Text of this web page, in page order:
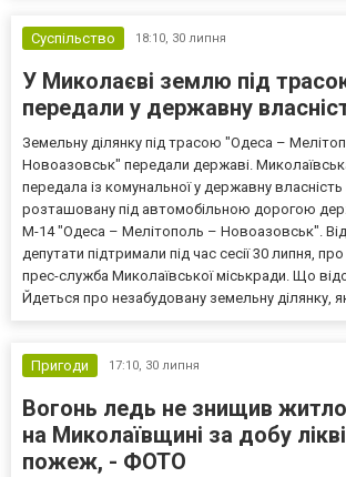
Суспільство 18:10, 30 липня
У Миколаєві землю під
передали у державну
Земельну ділянку під трасою "Одеса –
Новоазовськ" передали державі.
передала із комунальної у державну власність
розташовану під автомобільною дорогою
М-14 "Одеса – Мелітополь – Новоазовськ".
депутати підтримали під час сесії 30 липня,
прес-служба Миколаївської міськради. Що
Йдеться про незабудовану земельну ділянку,
Пригоди 17:10, 30 липня
Вогонь ледь не знищив
на Миколаївщині за добу
пожеж, - ФОТО